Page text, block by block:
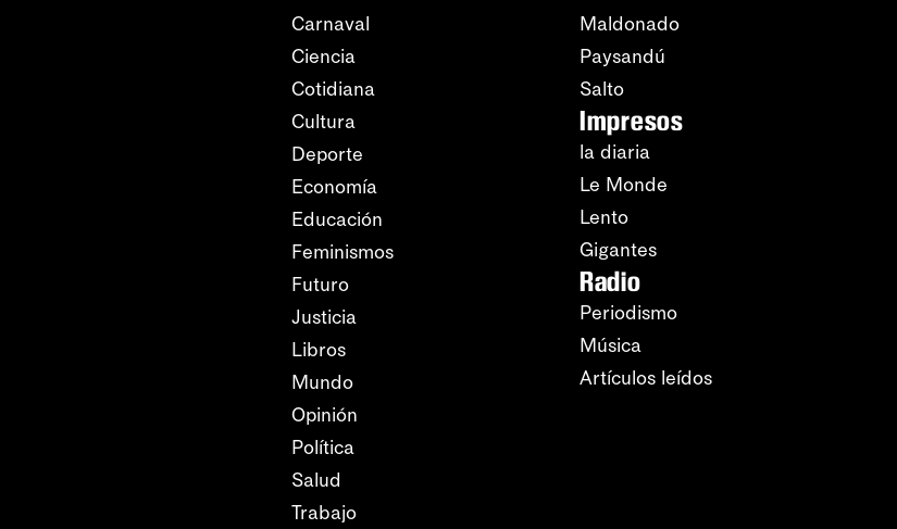
Carnaval
Ciencia
Cotidiana
Cultura
Deporte
Economía
Educación
Feminismos
Futuro
Justicia
Libros
Mundo
Opinión
Política
Salud
Trabajo
Maldonado
Paysandú
Salto
Impresos
la diaria
Le Monde
Lento
Gigantes
Radio
Periodismo
Música
Artículos leídos